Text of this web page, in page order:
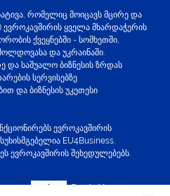
რომელიც მოიცავს მცირე და
ევროკავშირის ყველა მხარდაჭერის
ქვეყნებში - სომხეთში,
და უკრაინაში.
და საშუალო ბიზნესის ზრდას
სერვისებზე
და ბიზნესის უკეთესი
ევროკავშირის
EU4Business.
ევროკავშირის შეხედულებებს.